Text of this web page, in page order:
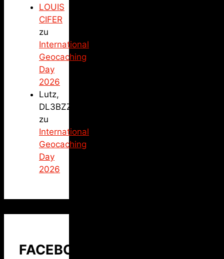
LOUIS
CIFER
zu
International
Geocaching
Day
2026
Lutz,
DL3BZZ
zu
International
Geocaching
Day
2026
FACEBOOK